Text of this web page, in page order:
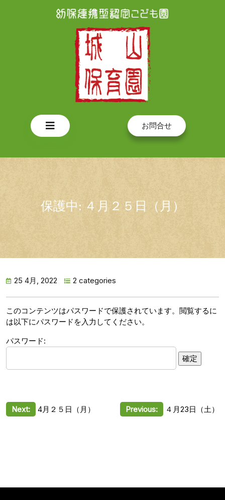
Open
お問合せ
保護中: ４月２５日（月）
25 4月, 2022 2 categories
このコンテンツはパスワードで保護されています。閲覧するに
は以下にパスワードを入力してください。
パスワード:
投
ー
Previous: ４月23日（土）
Next: 4月２５日（月）